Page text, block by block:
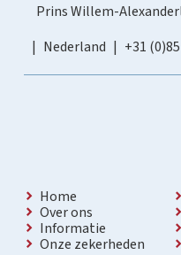
Prins Willem-
Nederland
+31
Home
Over ons
Informatie
Onze zekerheden